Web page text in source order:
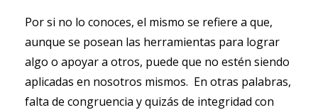
Por si no lo conoces, el mismo se refiere a que,
aunque se posean las herramientas para lograr
algo o apoyar a otros, puede que no estén siendo
aplicadas en nosotros mismos. En otras palabras,
falta de congruencia y quizás de integridad con